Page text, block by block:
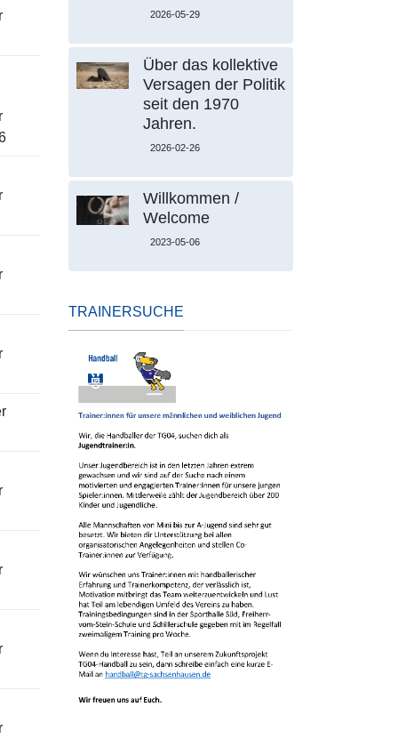
2026-05-29
Über das kollektive
Versagen der Politik
seit den 1970
Jahren.
2026-02-26
Willkommen /
Welcome
2023-05-06
TRAINERSUCHE